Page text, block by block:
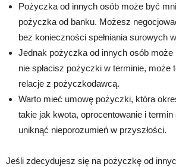
Pożyczka od innych osób może być
pożyczka od banku. Możesz
bez konieczności spełniania surowych
Jednak pożyczka od innych osób
nie spłacisz pożyczki w terminie, może
relacje z pożyczkodawcą.
Warto mieć umowę pożyczki, która
takie jak kwota, oprocentowanie i termin
uniknąć nieporozumień w przyszłości.
Jeśli zdecydujesz się na pożyczkę od